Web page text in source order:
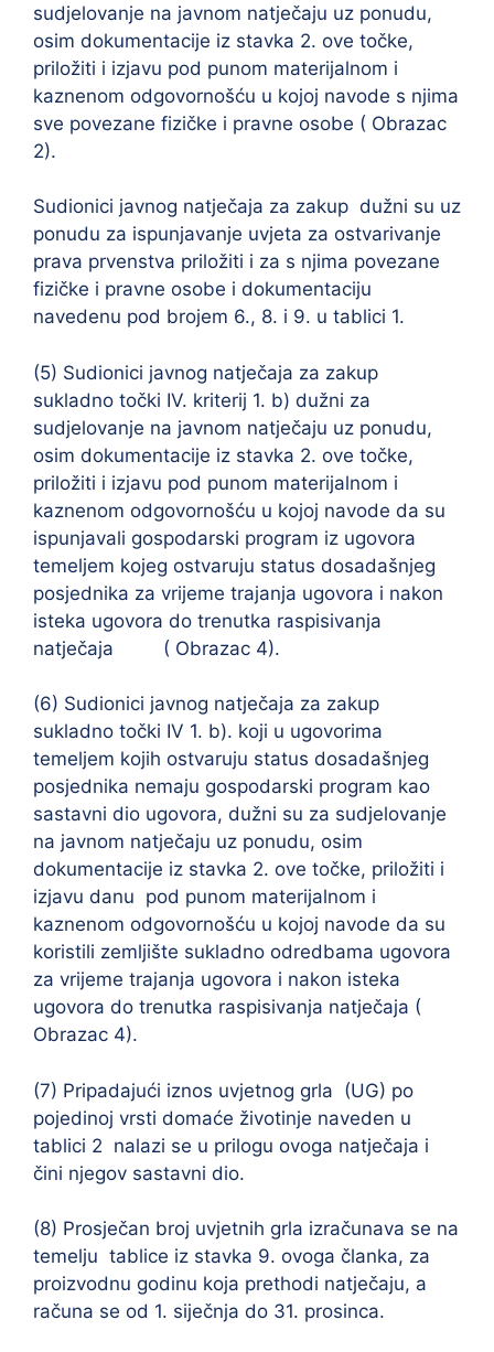
sudjelovanje na javnom natječaju uz ponudu,
osim dokumentacije iz stavka 2. ove točke,
priložiti i izjavu pod punom materijalnom i
kaznenom odgovornošću u kojoj navode s njima
sve povezane fizičke i pravne osobe ( Obrazac
2).
Sudionici javnog natječaja za zakup dužni su uz
ponudu za ispunjavanje uvjeta za ostvarivanje
prava prvenstva priložiti i za s njima povezane
fizičke i pravne osobe i dokumentaciju
navedenu pod brojem 6., 8. i 9. u tablici 1.
(5) Sudionici javnog natječaja za zakup
sukladno točki IV. kriterij 1. b) dužni za
sudjelovanje na javnom natječaju uz ponudu,
osim dokumentacije iz stavka 2. ove točke,
priložiti i izjavu pod punom materijalnom i
kaznenom odgovornošću u kojoj navode da su
ispunjavali gospodarski program iz ugovora
temeljem kojeg ostvaruju status dosadašnjeg
posjednika za vrijeme trajanja ugovora i nakon
isteka ugovora do trenutka raspisivanja
natječaja ( Obrazac 4).
(6) Sudionici javnog natječaja za zakup
sukladno točki IV 1. b). koji u ugovorima
temeljem kojih ostvaruju status dosadašnjeg
posjednika nemaju gospodarski program kao
sastavni dio ugovora, dužni su za sudjelovanje
na javnom natječaju uz ponudu, osim
dokumentacije iz stavka 2. ove točke, priložiti i
izjavu danu pod punom materijalnom i
kaznenom odgovornošću u kojoj navode da su
koristili zemljište sukladno odredbama ugovora
za vrijeme trajanja ugovora i nakon isteka
ugovora do trenutka raspisivanja natječaja (
Obrazac 4).
(7) Pripadajući iznos uvjetnog grla (UG) po
pojedinoj vrsti domaće životinje naveden u
tablici 2 nalazi se u prilogu ovoga natječaja i
čini njegov sastavni dio.
(8) Prosječan broj uvjetnih grla izračunava se na
temelju tablice iz stavka 9. ovoga članka, za
proizvodnu godinu koja prethodi natječaju, a
računa se od 1. siječnja do 31. prosinca.